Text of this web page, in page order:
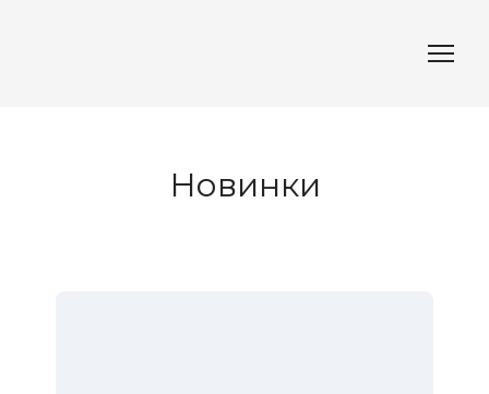
Новинки